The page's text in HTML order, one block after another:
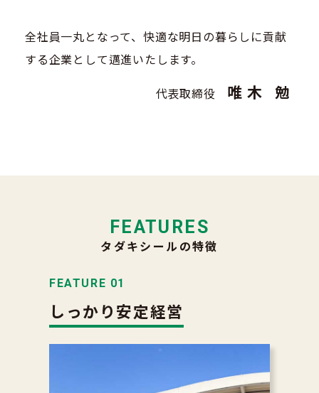
全社員一丸となって、快適な明日の暮らしに貢献
する企業として邁進いたします。
代表取締役 唯木 勉
FEATURES
タダキシールの特徴
FEATURE 01
しっかり安定経営